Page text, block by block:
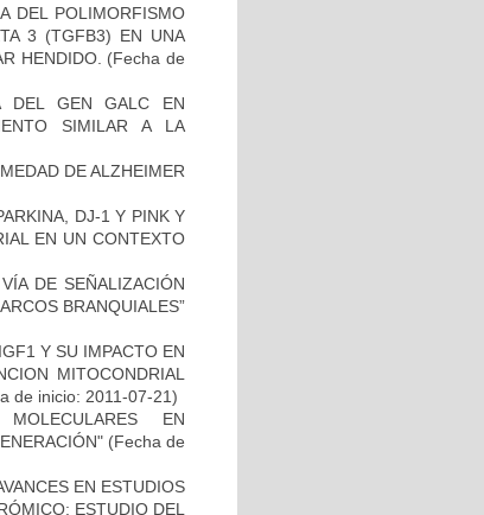
DEL POLIMORFISMO
3 (TGFB3) EN UNA
HENDIDO. (Fecha de
DEL GEN GALC EN
SIMILAR A LA
DE ALZHEIMER
DJ-1 Y PINK Y
EN UN CONTEXTO
DE SEÑALIZACIÓN
BRANQUIALES”
Y SU IMPACTO EN
MITOCONDRIAL
de inicio: 2011-07-21)
EN
(Fecha de
EN ESTUDIOS
ESTUDIO DEL